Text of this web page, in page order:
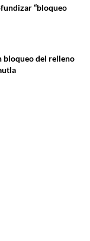
“bloqueo
bloqueo del relleno